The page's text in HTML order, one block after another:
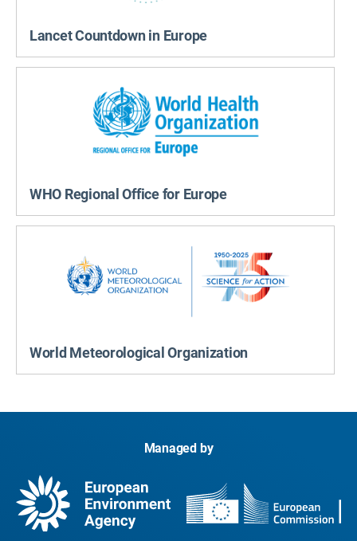
Lancet Countdown in Europe
WHO Regional Office for Europe
World Meteorological Organization
Managed by